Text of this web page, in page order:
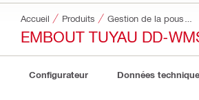
Accueil Produits
EMBOUT TUYAU DD-
Configurateur Données